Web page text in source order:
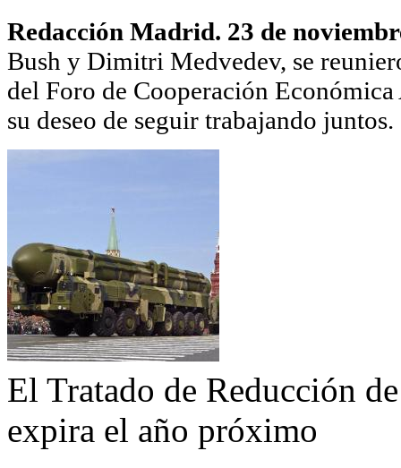
Redacción Madrid. 23 de
Bush y Dimitri Medvedev, se
del Foro de Cooperación
su deseo de seguir trabajando juntos.
El Tratado de Reducción
expira el año próximo